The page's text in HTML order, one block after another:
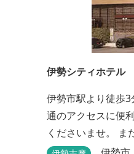
伊勢シティホテル
伊勢市駅より徒歩
通のアクセスに便
くださいませ。 ま
ン「石かわ」では